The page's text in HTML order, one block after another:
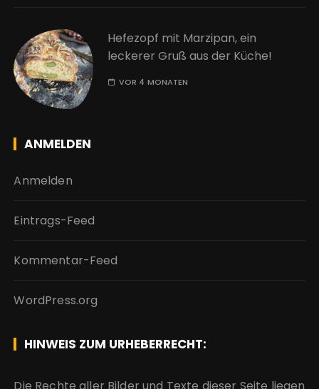
Hefezopf mit Marzipan, ein
leckerer Gruß aus der Küche!
VOR 4 MONATEN
ANMELDEN
Anmelden
Eintrags-Feed
Kommentar-Feed
WordPress.org
HINWEIS ZUM URHEBERRECHT: